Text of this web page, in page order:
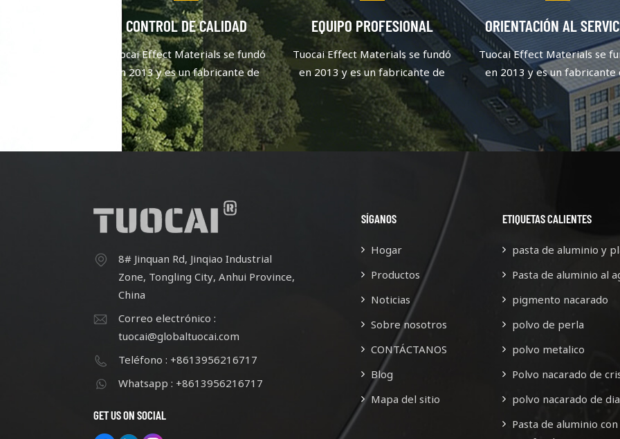
CONTROL DE CALIDAD
Tuocai Effect Materials se fundó
en 2013 y es un fabricante de
pigmentos de aluminio que se
centra en la calidad y la
innovación. Después de un
esfuerzo continuo, cuenta con más
EQUIPO PROFESIONAL
Tuocai Effect Materials se fundó
en 2013 y es un fabricante de
pigmentos de aluminio que se
centra en la calidad y la
innovación. Después de un
esfuerzo continuo, cuenta con más
ORIENTACIÓN AL
Tuocai Effect Materials se
en 2013 y es un fabricante
pigmentos de aluminio que
centra en la calidad y la
innovación. Después de
esfuerzo continuo, cuenta
8# Jinquan Rd, Jinqiao Industrial
Zone, Tongling City, Anhui Province,
China
Correo electrónico :
tuocai@globaltuocai.com
Teléfono : +8613956216717
Whatsapp : +8613956216717
GET US ON SOCIAL
SÍGANOS
Hogar
Productos
Noticias
Sobre nosotros
CONTÁCTANOS
Blog
Mapa del sitio
ETIQUETAS CALIENTES
pasta de aluminio y
Pasta de aluminio al
pigmento nacarado
polvo de perla
polvo metalico
Polvo nacarado de
polvo nacarado de
Pasta de aluminio